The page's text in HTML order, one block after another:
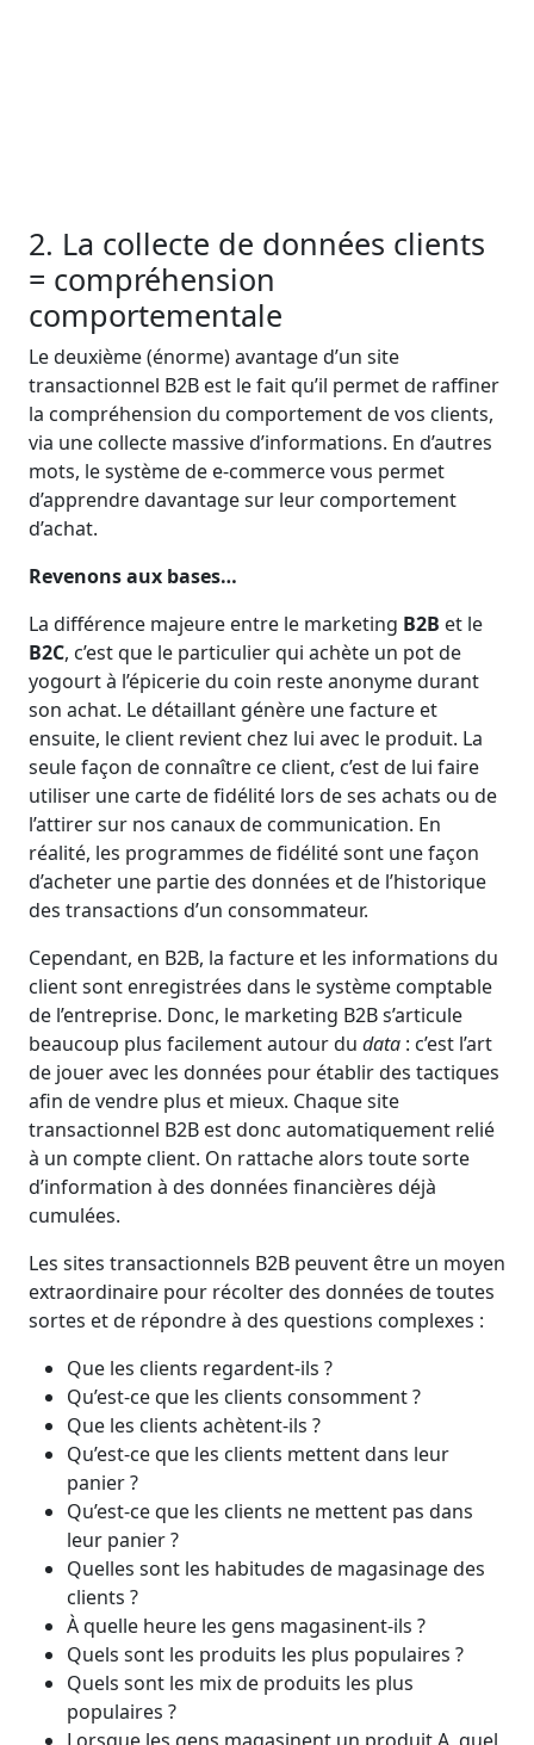
2. La collecte de données clients
= compréhension
comportementale
Le deuxième (énorme) avantage d’un site
transactionnel B2B est le fait qu’il permet de raffiner
la compréhension du comportement de vos clients,
via une collecte massive d’informations. En d’autres
mots, le système de e-commerce vous permet
d’apprendre davantage sur leur comportement
d’achat.
Revenons aux bases…
La différence majeure entre le marketing B2B et le
B2C, c’est que le particulier qui achète un pot de
yogourt à l’épicerie du coin reste anonyme durant
son achat. Le détaillant génère une facture et
ensuite, le client revient chez lui avec le produit. La
seule façon de connaître ce client, c’est de lui faire
utiliser une carte de fidélité lors de ses achats ou de
l’attirer sur nos canaux de communication. En
réalité, les programmes de fidélité sont une façon
d’acheter une partie des données et de l’historique
des transactions d’un consommateur.
Cependant, en B2B, la facture et les informations du
client sont enregistrées dans le système comptable
de l’entreprise. Donc, le marketing B2B s’articule
beaucoup plus facilement autour du data : c’est l’art
de jouer avec les données pour établir des tactiques
afin de vendre plus et mieux. Chaque site
transactionnel B2B est donc automatiquement relié
à un compte client. On rattache alors toute sorte
d’information à des données financières déjà
cumulées.
Les sites transactionnels B2B peuvent être un moyen
extraordinaire pour récolter des données de toutes
sortes et de répondre à des questions complexes :
Que les clients regardent-ils ?
Qu’est‑ce que les clients consomment ?
Que les clients achètent-ils ?
Qu’est‑ce que les clients mettent dans leur
panier ?
Qu’est‑ce que les clients ne mettent pas dans
leur panier ?
Quelles sont les habitudes de magasinage des
clients ?
À quelle heure les gens magasinent‑ils ?
Quels sont les produits les plus populaires ?
Quels sont les mix de produits les plus
populaires ?